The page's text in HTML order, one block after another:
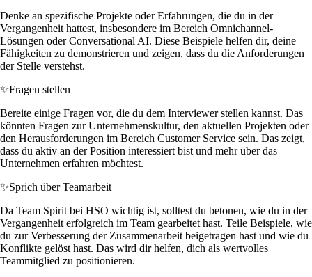
Denke an spezifische Projekte oder Erfahrungen, die du in der
Vergangenheit hattest, insbesondere im Bereich Omnichannel-
Lösungen oder Conversational AI. Diese Beispiele helfen dir, deine
Fähigkeiten zu demonstrieren und zeigen, dass du die Anforderungen
der Stelle verstehst.
✨Fragen stellen
Bereite einige Fragen vor, die du dem Interviewer stellen kannst. Das
könnten Fragen zur Unternehmenskultur, den aktuellen Projekten oder
den Herausforderungen im Bereich Customer Service sein. Das zeigt,
dass du aktiv an der Position interessiert bist und mehr über das
Unternehmen erfahren möchtest.
✨Sprich über Teamarbeit
Da Team Spirit bei HSO wichtig ist, solltest du betonen, wie du in der
Vergangenheit erfolgreich im Team gearbeitet hast. Teile Beispiele, wie
du zur Verbesserung der Zusammenarbeit beigetragen hast und wie du
Konflikte gelöst hast. Das wird dir helfen, dich als wertvolles
Teammitglied zu positionieren.